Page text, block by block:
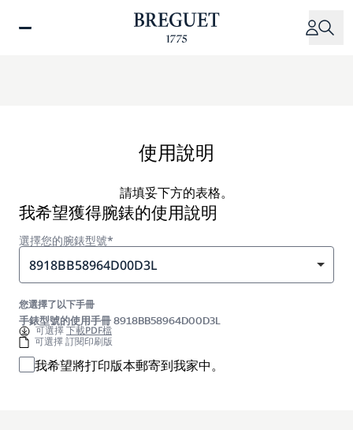
使用說明
請填妥下方的表格。
我希望獲得腕錶的使用說明
選擇您的腕錶型號*
8918BB58964D00D3L
您選擇了以下手冊
手錶型號的使用手冊 8918BB58964D00D3L
可選擇下載PDF檔
可選擇 訂閱印刷版
我希望將打印版本郵寄到我家中。